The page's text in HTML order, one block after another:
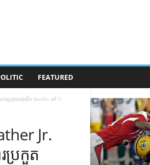
FEATURED
ារប្រកួតសងសឹក Netflix នៅ T-
Jr.
ប្រកួត